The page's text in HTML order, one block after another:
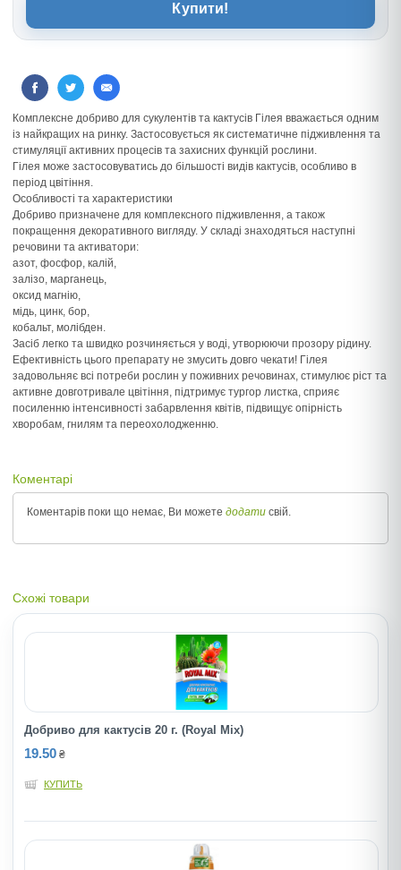
Купити!
Комплексне добриво для сукулентів та кактусів Гілея вважається одним
із найкращих на ринку. Застосовується як систематичне підживлення та
стимуляції активних процесів та захисних функцій рослини.
Гілея може застосовуватись до більшості видів кактусів, особливо в
період цвітіння.
Особливості та характеристики
Добриво призначене для комплексного підживлення, а також
покращення декоративного вигляду. У складі знаходяться наступні
речовини та активатори:
азот, фосфор, калій,
залізо, марганець,
оксид магнію,
мідь, цинк, бор,
кобальт, молібден.
Засіб легко та швидко розчиняється у воді, утворюючи прозору рідину.
Ефективність цього препарату не змусить довго чекати! Гілея
задовольняє всі потреби рослин у поживних речовинах, стимулює ріст та
активне довготривале цвітіння, підтримує тургор листка, сприяє
посиленню інтенсивності забарвлення квітів, підвищує опірність
хворобам, гнилям та переохолодженню.
Коментарі
Коментарів поки що немає, Ви можете додати свій.
Схожі товари
Добриво для кактусів 20 г. (Royаl Mix)
19.50 ₴
КУПИТЬ